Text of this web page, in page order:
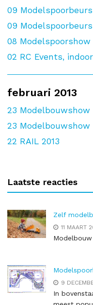
09
09
08 Modelspoorshow
02 RC Events,
februari 2013
23 Modelbouwshow
23 Modelbouwshow
22 RAIL 2013
Laatste reacties
Zelf
11 MAART
Modelbouw
9
In